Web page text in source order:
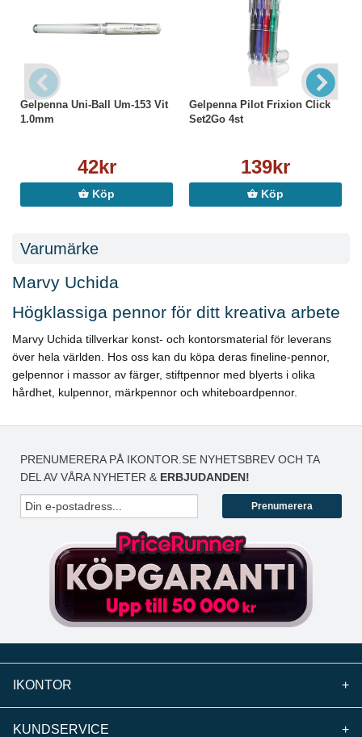
Gelpenna Uni-Ball Um-153 Vit
1.0mm
42kr
Köp
Gelpenna Pilot Frixion Click
Set2Go 4st
139kr
Köp
Varumärke
Marvy Uchida
Högklassiga pennor för ditt kreativa arbete
Marvy Uchida tillverkar konst- och kontorsmaterial för leverans
över hela världen. Hos oss kan du köpa deras fineline-pennor,
gelpennor i massor av färger, stiftpennor med blyerts i olika
hårdhet, kulpennor, märkpennor och whiteboardpennor.
PRENUMERERA PÅ IKONTOR.SE NYHETSBREV OCH TA
DEL AV VÅRA NYHETER & ERBJUDANDEN!
Prenumerera
IKONTOR +
KUNDSERVICE +